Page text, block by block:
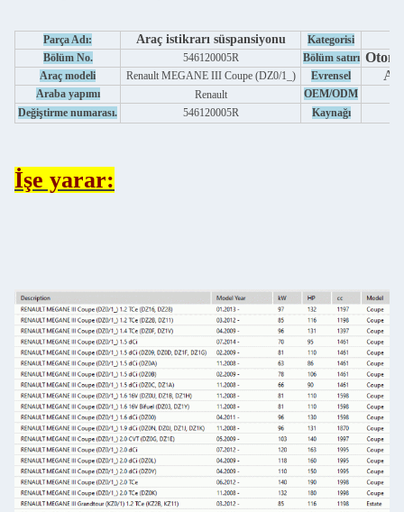
Parça Adı: Araç istikrarı süspansiyonu
Kategorisi
Bölüm No.
546120005R Bölüm satırı
Araç modeli Renault MEGANE III Coupe (DZ0/1_) Evrensel
Araba yapımı Renault
OEM/ODM
Değiştirme numarası.
546120005R Kaynağı
İşe yarar: